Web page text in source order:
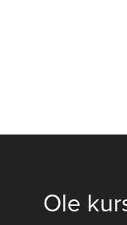
Ole